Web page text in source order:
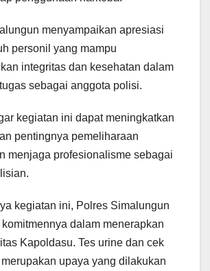
menyampaikan apresiasi
personil yang mampu
integritas dan kesehatan dalam
sebagai anggota polisi.
kegiatan ini dapat meningkatkan
pentingnya pemeliharaan
menjaga profesionalisme sebagai
kegiatan ini, Polres Simalungun
dalam menerapkan
Kapoldasu. Tes urine dan cek
upaya yang dilakukan